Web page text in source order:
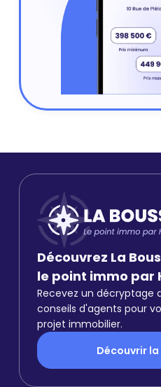
Découvrez La
le point immo par
Recevez un décryptage
conseils d'agents pour
projet immobilier.
Découvrir la